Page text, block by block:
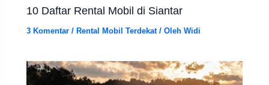
10 Daftar Rental Mobil di Siantar
3 Komentar / Rental Mobil Terdekat/ OlehWidi